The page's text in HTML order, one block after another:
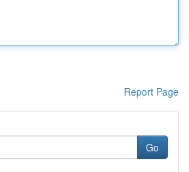
Report Page
Go